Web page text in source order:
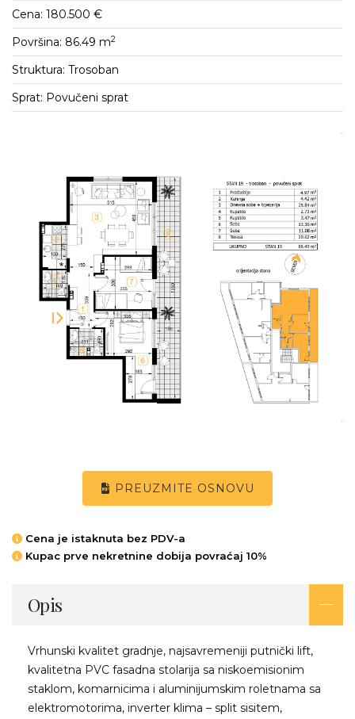
Cena: 180.500 €
Površina: 86.49 m2
Struktura: Trosoban
Sprat: Povučeni sprat
PREUZMITE OSNOVU
Cena je istaknuta bez PDV-a
Kupac prve nekretnine dobija povraćaj 10%
Opis
Vrhunski kvalitet gradnje, najsavremeniji putnički lift,
kvalitetna PVC fasadna stolarija sa niskoemisionim
staklom, komarnicima i aluminijumskim roletnama sa
elektromotorima, inverter klima – split sisitem,